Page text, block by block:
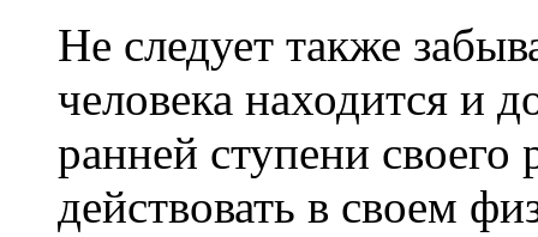
Не следует также
человека находится и
ранней ступени своего
действовать в своем